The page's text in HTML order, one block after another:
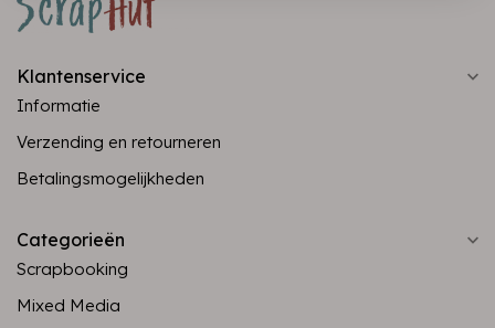
Klantenservice
Informatie
Verzending en retourneren
Betalingsmogelijkheden
Categorieën
Scrapbooking
Mixed Media